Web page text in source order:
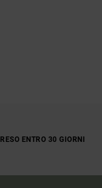
RESO ENTRO 30 GIORNI